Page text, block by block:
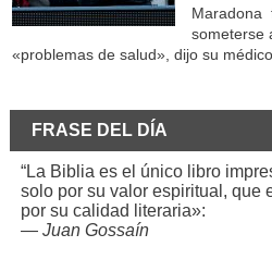
someterse
«problemas de salud», dijo su
FRASE DEL DÍA
“La Biblia es el único libro
solo por su valor espiritual, que
por su calidad literaria»:
— Juan Gossaín